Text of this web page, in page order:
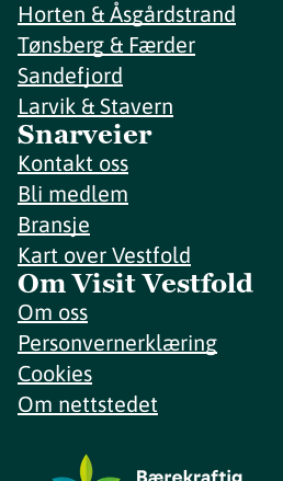
Horten & Åsgårdstrand
Tønsberg & Færder
Sandefjord
Larvik & Stavern
Snarveier
Kontakt oss
Bli medlem
Bransje
Kart over Vestfold
Om Visit Vestfold
Om oss
Personvernerklæring
Cookies
Om nettstedet